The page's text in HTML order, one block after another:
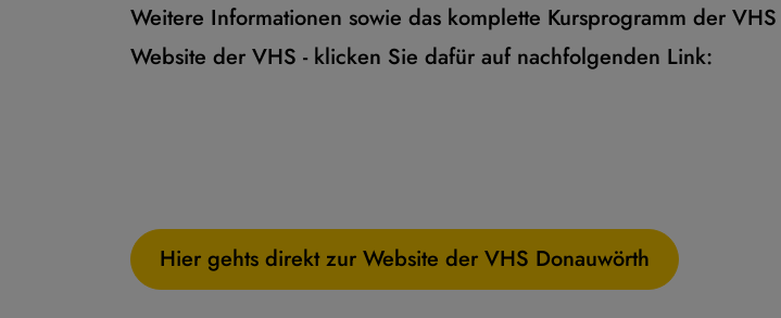
Weitere Informationen sowie das komplette Kursprogramm der
Website der VHS - klicken Sie dafür auf nachfolgenden Link:
Hier gehts direkt zur Website der VHS Donauwörth